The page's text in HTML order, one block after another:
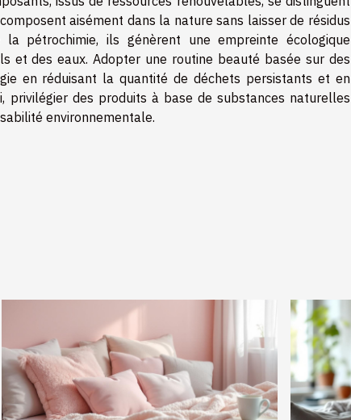
aisément dans la nature sans laisser de résidus
pétrochimie, ils génèrent une empreinte écologique
des eaux. Adopter une routine beauté basée sur des
en réduisant la quantité de déchets persistants et en
privilégier des produits à base de substances naturelles
environnementale.